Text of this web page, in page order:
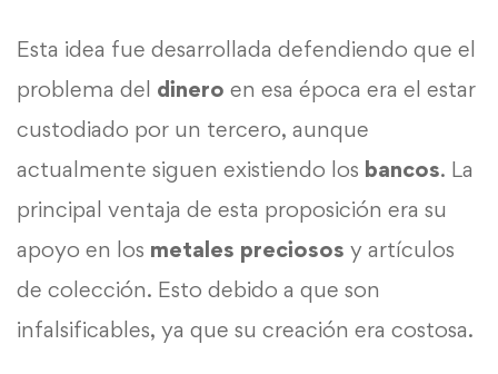
Esta idea fue desarrollada defendiendo que el
problema del dinero en esa época era el estar
custodiado por un tercero, aunque
actualmente siguen existiendo los bancos. La
principal ventaja de esta proposición era su
apoyo en los metales preciosos y artículos
de colección. Esto debido a que son
infalsificables, ya que su creación era costosa.